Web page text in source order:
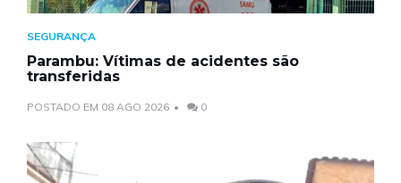
SEGURANÇA
Parambu: Vítimas de acidentes são
transferidas
POSTADO EM 08 AGO 2026 0